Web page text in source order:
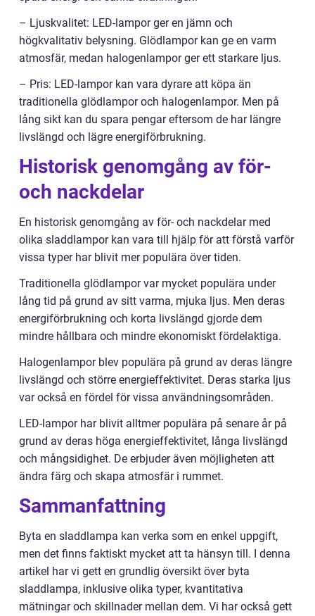
– Ljuskvalitet: LED-lampor ger en jämn och
högkvalitativ belysning. Glödlampor kan ge en varm
atmosfär, medan halogenlampor ger ett starkare ljus.
– Pris: LED-lampor kan vara dyrare att köpa än
traditionella glödlampor och halogenlampor. Men på
lång sikt kan du spara pengar eftersom de har längre
livslängd och lägre energiförbrukning.
Historisk genomgång av för-
och nackdelar
En historisk genomgång av för- och nackdelar med
olika sladdlampor kan vara till hjälp för att förstå varför
vissa typer har blivit mer populära över tiden.
Traditionella glödlampor var mycket populära under
lång tid på grund av sitt varma, mjuka ljus. Men deras
energiförbrukning och korta livslängd gjorde dem
mindre hållbara och mindre ekonomiskt fördelaktiga.
Halogenlampor blev populära på grund av deras längre
livslängd och större energieffektivitet. Deras starka ljus
var också en fördel för vissa användningsområden.
LED-lampor har blivit alltmer populära på senare år på
grund av deras höga energieffektivitet, långa livslängd
och mångsidighet. De erbjuder även möjligheten att
ändra färg och skapa atmosfär i rummet.
Sammanfattning
Byta en sladdlampa kan verka som en enkel uppgift,
men det finns faktiskt mycket att ta hänsyn till. I denna
artikel har vi gett en grundlig översikt över byta
sladdlampa, inklusive olika typer, kvantitativa
mätningar och skillnader mellan dem. Vi har också gett